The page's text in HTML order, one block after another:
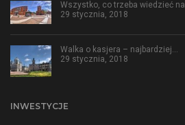
Wszystko, co trzeba wiedzieć
29 stycznia, 2018
Walka o kasjera – najbardziej…
29 stycznia, 2018
INWESTYCJE